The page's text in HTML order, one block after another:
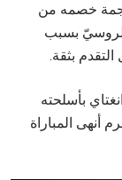
خصمه من
بسبب
بثقة.
بأسلحته
أنهى المباراة